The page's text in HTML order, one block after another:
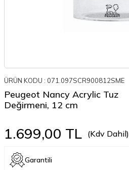
ÜRÜN KODU : 071.097SCR900812SME
Peugeot Nancy Acrylic Tuz
Değirmeni, 12 cm
1.699,00 TL (Kdv Dahil)
Garantili